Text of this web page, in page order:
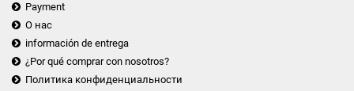
Payment
О нас
información de entrega
¿Por qué comprar con nosotros?
Политика конфиденциальности